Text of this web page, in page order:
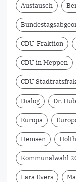
Austausch
CDU-Fraktion
CDU in Meppen
CDU
Dialog Dr.
Europa
Hemsen
Kommunalwahl
Lara Evers